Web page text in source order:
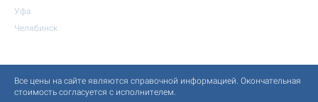
Уфа
Челябинск
Все цены на сайте являются справочной информацией. Окончательная
стоимость согласуется с исполнителем.